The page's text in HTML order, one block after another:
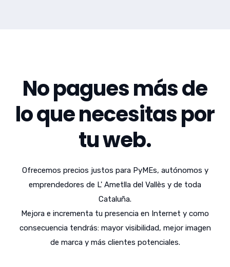
No pagues más de
lo que necesitas por
tu web.
Ofrecemos precios justos para PyMEs, autónomos y
emprendedores de L' Ametlla del Vallès y de toda
Cataluña.
Mejora e incrementa tu presencia en Internet y como
consecuencia tendrás: mayor visibilidad, mejor imagen
de marca y más clientes potenciales.